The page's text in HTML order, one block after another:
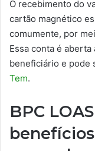
O recebimento do
cartão magnético
comumente, por
Essa conta é
beneficiário e pode
Tem.
BPC